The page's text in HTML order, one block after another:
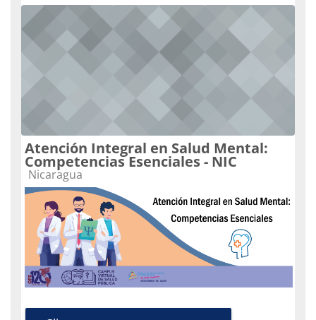
Atención Integral en Salud Mental:
Competencias Esenciales - NIC
Categoria do curso
Nicaragua